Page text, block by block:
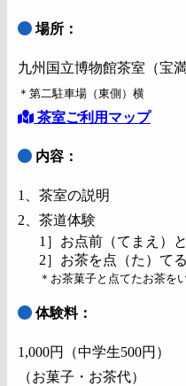
場所：
九州国立博物館茶室（宝満
＊第二駐車場（東側）横
茶室ご利用マップ
内容：
1、茶室の説明
2、茶道体験
1］お点前（てまえ）
2］お茶を点（た）てる
＊お茶菓子と点てたお茶を
体験料：
1,000円（中学生500円）
（お菓子・お茶代）